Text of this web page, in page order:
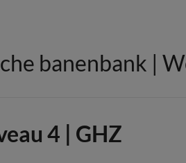
banenbank |
4 | GHZ